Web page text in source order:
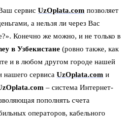
сервис UzOplata.com позволяет
а нельзя ли через Вас
Конечно же можно, и не только в
в Узбекистане (ровно также, как
и в любом другом городе нашей
сервиса UzOplata.com и
– система Интернет-
пополнять счета
операторов, кабельного